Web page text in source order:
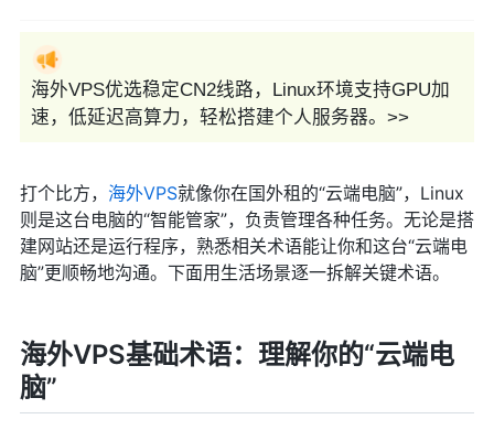
海外VPS优选稳定CN2线路，Linux环境支持GPU加
速，低延迟高算力，轻松搭建个人服务器。>>
打个比方， 海外VPS就像你在国外租的“云端电脑”，Linux
则是这台电脑的“智能管家”，负责管理各种任务。无论是搭
建网站还是运行程序，熟悉相关术语能让你和这台“云端电
脑”更顺畅地沟通。下面用生活场景逐一拆解关键术语。
海外VPS基础术语：理解你的“云端电
脑”